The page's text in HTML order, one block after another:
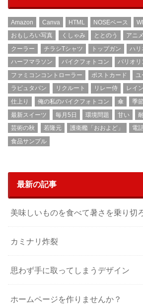
Amazon Canva HTML NOSEベース
おもしろい写真
くしゃみ ととのう アニメ
クーラー
チラシTシャツ トップガン ハリ
ハーフマラソン
バイクフォトコン パリオリ
ファミコンコントローラー
ポストカード
ユ
ラピュタパン
リクルート リレー侍 レイ
仕上り
俺の私のバイクフォトコン 傘
季
最新スイーツ
毎月5日 環境問題 甘い
芸術の秋
若隆元 護衛艦「おおよど」 電
食品サンプル
最新の記事
美味しいものを食べて暑さを乗り切
カミナリ炸裂
思わず手に取ってしまうデザイン
ホームページを作りませんか？